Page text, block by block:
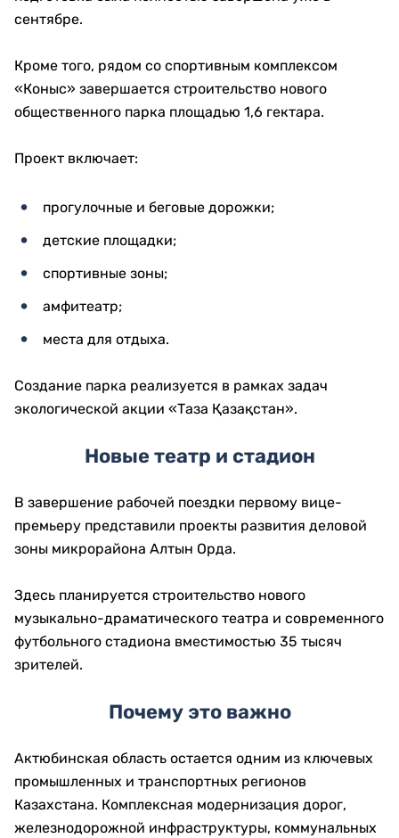
сентябре.
Кроме того, рядом со спортивным комплексом
«Коныс» завершается строительство нового
общественного парка площадью 1,6 гектара.
Проект включает:
прогулочные и беговые дорожки;
детские площадки;
спортивные зоны;
амфитеатр;
места для отдыха.
Создание парка реализуется в рамках задач
экологической акции «Таза Қазақстан».
Новые театр и стадион
В завершение рабочей поездки первому вице-
премьеру представили проекты развития деловой
зоны микрорайона Алтын Орда.
Здесь планируется строительство нового
музыкально-драматического театра и современного
футбольного стадиона вместимостью 35 тысяч
зрителей.
Почему это важно
Актюбинская область остается одним из ключевых
промышленных и транспортных регионов
Казахстана. Комплексная модернизация дорог,
железнодорожной инфраструктуры, коммунальных